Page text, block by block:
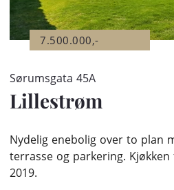
7.500.000,-
Sørumsgata 45A
Lillestrøm
Nydelig enebolig over to plan
terrasse og parkering.
2019.